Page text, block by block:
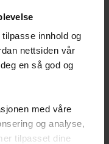
innhold og
nettsiden vår
en så god og
med våre
og analyse,
tilpasset dine
3 årene brukt
har hun lang
Ungdom.
med det som
fra
til EU-